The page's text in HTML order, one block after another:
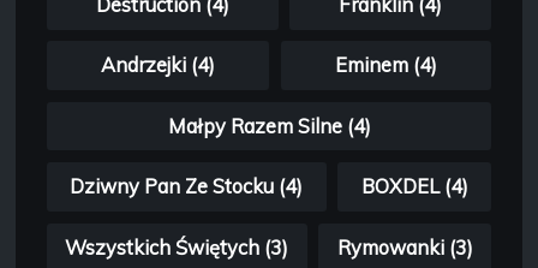
Andrzejki (4) Eminem (4)
Małpy Razem Silne (4)
Dziwny Pan Ze Stocku (4) BOXDEL (4)
Wszystkich Świętych (3) Rymowanki (3)